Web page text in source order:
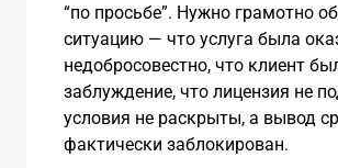
“по просьбе”. Нужно грамотно
ситуацию — что услуга была
недобросовестно, что клиент
заблуждение, что лицензия не
условия не раскрыты, а вывод
фактически заблокирован.